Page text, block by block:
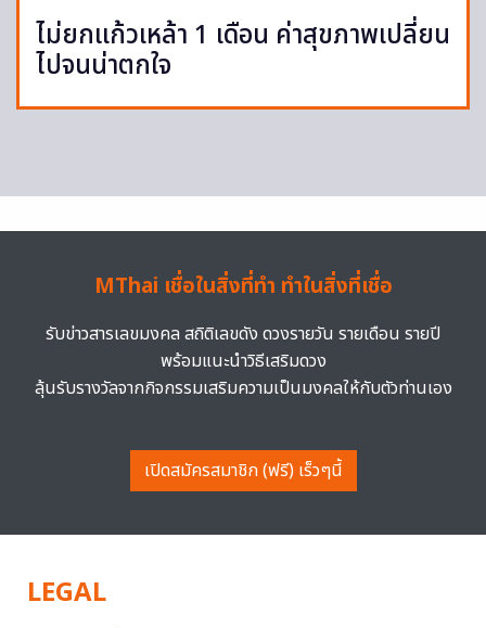
ไม่ยกแก้วเหล้า 1 เดือน ค่าสุขภาพเปลี่ยน
ไปจนน่าตกใจ
MThai เชื่อในสิ่งที่ทำ ทำในสิ่งที่เชื่อ
รับข่าวสารเลขมงคล สถิติเลขดัง ดวงรายวัน รายเดือน รายปี
พร้อมแนะนำวิธีเสริมดวง
ลุ้นรับรางวัลจากกิจกรรมเสริมความเป็นมงคลให้กับตัวท่านเอง
เปิดสมัครสมาชิก (ฟรี) เร็วๆนี้
LEGAL